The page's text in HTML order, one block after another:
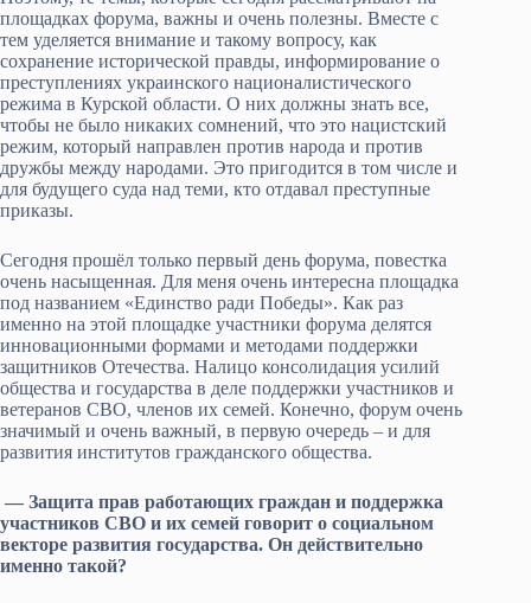
площадках форума, важны и очень полезны. Вместе с
тем уделяется внимание и такому вопросу, как
сохранение исторической правды, информирование о
преступлениях украинского националистического
режима в Курской области. О них должны знать все,
чтобы не было никаких сомнений, что это нацистский
режим, который направлен против народа и против
дружбы между народами. Это пригодится в том числе и
для будущего суда над теми, кто отдавал преступные
приказы.
Сегодня прошёл только первый день форума, повестка
очень насыщенная. Для меня очень интересна площадка
под названием «Единство ради Победы». Как раз
именно на этой площадке участники форума делятся
инновационными формами и методами поддержки
защитников Отечества. Налицо консолидация усилий
общества и государства в деле поддержки участников и
ветеранов СВО, членов их семей. Конечно, форум очень
значимый и очень важный, в первую очередь – и для
развития институтов гражданского общества.
— Защита прав работающих граждан и поддержка
участников СВО и их семей говорит о социальном
векторе развития государства. Он действительно
именно такой?